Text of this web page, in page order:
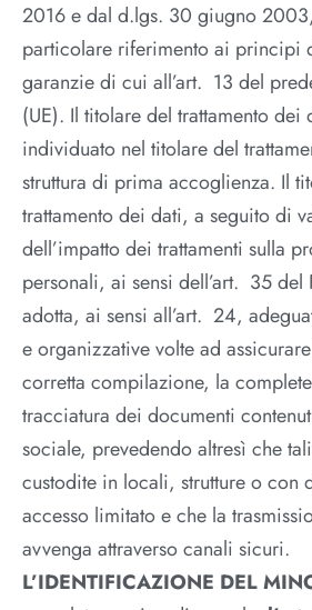
2016 e dal d.lgs. 30 giugno
particolare riferimento ai principi
garanzie di cui all’art. 13 del
(UE). Il titolare del trattamento dei
individuato nel titolare del
struttura di prima accoglienza. Il
trattamento dei dati, a seguito di
dell’impatto dei trattamenti sulla
personali, ai sensi dell’art. 35 del
adotta, ai sensi all’art. 24,
e organizzative volte ad
corretta compilazione, la
tracciatura dei documenti
sociale, prevedendo altresì che
custodite in locali, strutture o con
accesso limitato e che la
avvenga attraverso canali sicuri.
L’IDENTIFICAZIONE DEL